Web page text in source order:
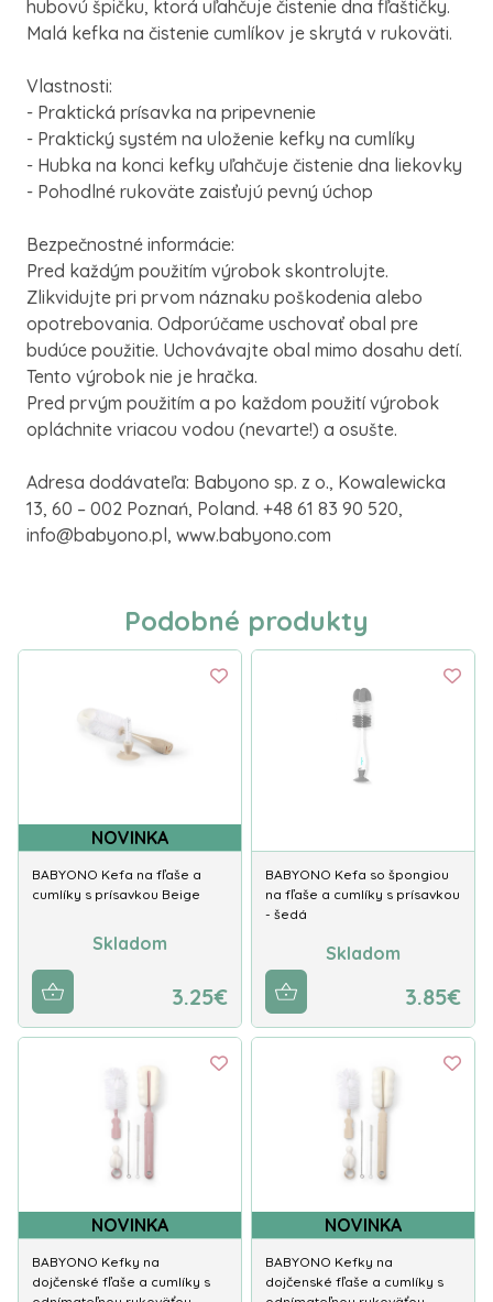
hubovú špičku, ktorá uľahčuje čistenie dna fľaštičky.
Malá kefka na čistenie cumlíkov je skrytá v rukoväti.
Vlastnosti:
- Praktická prísavka na pripevnenie
- Praktický systém na uloženie kefky na cumlíky
- Hubka na konci kefky uľahčuje čistenie dna liekovky
- Pohodlné rukoväte zaisťujú pevný úchop
Bezpečnostné informácie:
Pred každým použitím výrobok skontrolujte.
Zlikvidujte pri prvom náznaku poškodenia alebo
opotrebovania. Odporúčame uschovať obal pre
budúce použitie. Uchovávajte obal mimo dosahu detí.
Tento výrobok nie je hračka.
Pred prvým použitím a po každom použití výrobok
opláchnite vriacou vodou (nevarte!) a osušte.
Adresa dodávateľa: Babyono sp. z o., Kowalewicka
13, 60 – 002 Poznań, Poland. +48 61 83 90 520,
info@babyono.pl, www.babyono.com
Podobné produkty
NOVINKA
BABYONO Kefa na fľaše a
cumlíky s prísavkou Beige
Skladom
3.25€
BABYONO Kefa so špongiou
na fľaše a cumlíky s prísavkou
- šedá
Skladom
3.85€
NOVINKA
BABYONO Kefky na
dojčenské fľaše a cumlíky s
NOVINKA
BABYONO Kefky na
dojčenské fľaše a cumlíky s